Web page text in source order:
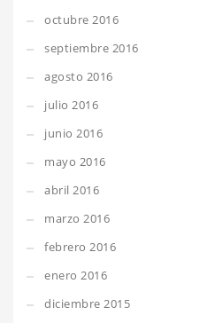
octubre 2016
septiembre 2016
agosto 2016
julio 2016
junio 2016
mayo 2016
abril 2016
marzo 2016
febrero 2016
enero 2016
diciembre 2015